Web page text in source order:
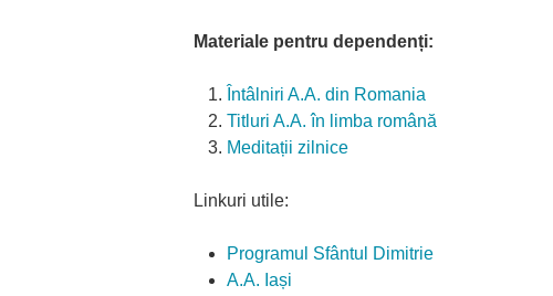
Materiale pentru dependenți:
Întâlniri A.A. din Romania
Titluri A.A. în limba română
Meditații zilnice
Linkuri utile:
Programul Sfântul Dimitrie
A.A. Iași